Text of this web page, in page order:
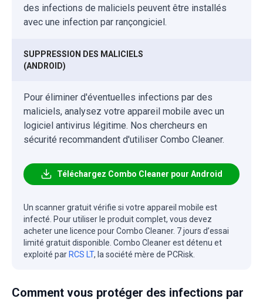
des infections de maliciels peuvent être installés
avec une infection par rançongiciel.
SUPPRESSION DES MALICIELS
(ANDROID)
Pour éliminer d'éventuelles infections par des
maliciels, analysez votre appareil mobile avec un
logiciel antivirus légitime. Nos chercheurs en
sécurité recommandent d'utiliser Combo Cleaner.
Téléchargez Combo Cleaner pour Android
Un scanner gratuit vérifie si votre appareil mobile est
infecté. Pour utiliser le produit complet, vous devez
acheter une licence pour Combo Cleaner. 7 jours d’essai
limité gratuit disponible. Combo Cleaner est détenu et
exploité par RCS LT, la société mère de PCRisk.
Comment vous protéger des infections par